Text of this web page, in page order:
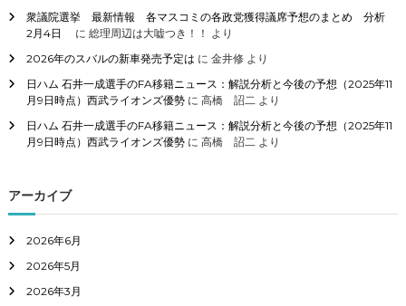
衆議院選挙 最新情報 各マスコミの各政党獲得議席予想のまとめ 分析
2月4日
に 総理周辺は大嘘つき！！ より
2026年のスバルの新車発売予定は に 金井修より
日ハム 石井一成選手のFA移籍ニュース：解説分析と今後の予想（2025年11
月9日時点）西武ライオンズ優勢に 高橋 詔二より
日ハム 石井一成選手のFA移籍ニュース：解説分析と今後の予想（2025年11
月9日時点）西武ライオンズ優勢に 高橋 詔二より
アーカイブ
2026年6月
2026年5月
2026年3月